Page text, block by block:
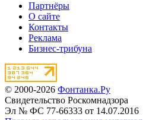
Партнёры
О сайте
Контакты
Реклама
Бизнес-трибуна
© 2000-2026 Фонтанка.Ру
Свидетельство Роскомнадзора
Эл № ФС 77-66333 от 14.07.2016